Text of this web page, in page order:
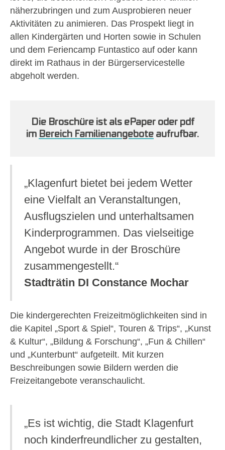
näherzubringen und zum Ausprobieren neuer
Aktivitäten zu animieren. Das Prospekt liegt in
allen Kindergärten und Horten sowie in Schulen
und dem Feriencamp Funtastico auf oder kann
direkt im Rathaus in der Bürgerservicestelle
abgeholt werden.
Die Broschüre ist als ePaper oder pdf
im Bereich Familienangebote aufrufbar.
„Klagenfurt bietet bei jedem Wetter
eine Vielfalt an Veranstaltungen,
Ausflugszielen und unterhaltsamen
Kinderprogrammen. Das vielseitige
Angebot wurde in der Broschüre
zusammengestellt.“
Stadträtin DI Constance Mochar
Die kindergerechten Freizeitmöglichkeiten sind in
die Kapitel „Sport & Spiel“, Touren & Trips“, „Kunst
& Kultur“, „Bildung & Forschung“, „Fun & Chillen“
und „Kunterbunt“ aufgeteilt. Mit kurzen
Beschreibungen sowie Bildern werden die
Freizeitangebote veranschaulicht.
„Es ist wichtig, die Stadt Klagenfurt
noch kinderfreundlicher zu gestalten,